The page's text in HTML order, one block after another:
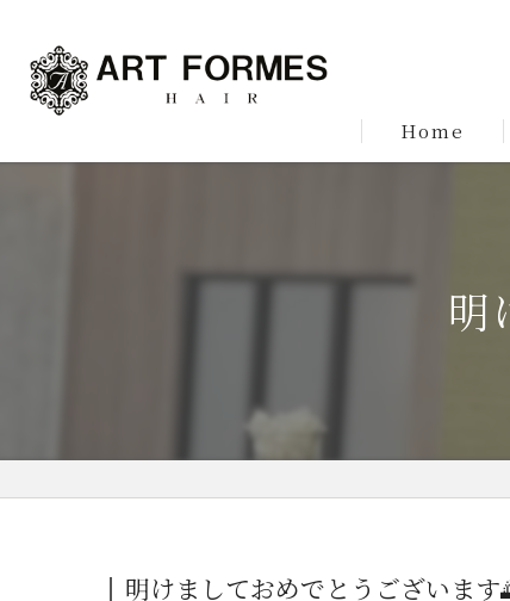
Home
明
明けましておめでとうございます